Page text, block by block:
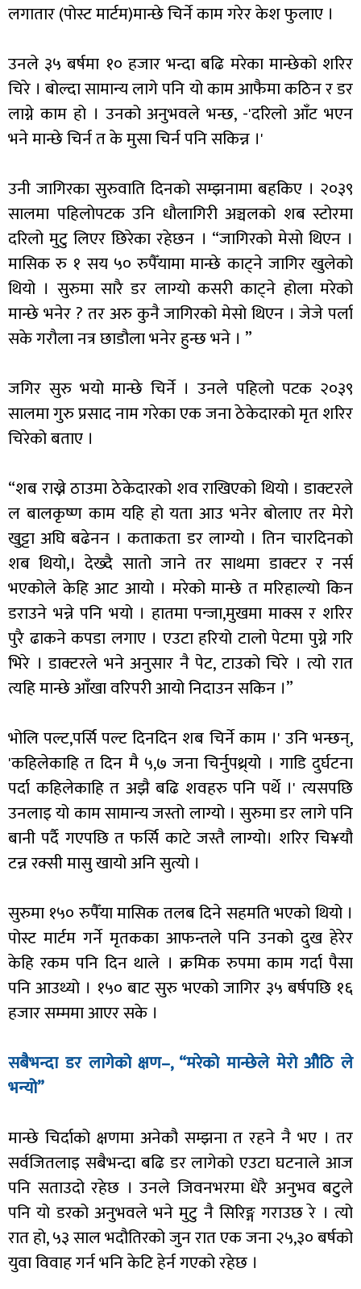
लगातार (पोस्ट मार्टम)मान्छे चिर्ने काम गरेर केश फुलाए ।
उनले ३५ बर्षमा १० हजार भन्दा बढि मरेका मान्छेको शरिर
चिरे । बोल्दा सामान्य लागे पनि यो काम आफैमा कठिन र डर
लाग्ने काम हो । उनको अनुभवले भन्छ, -'दरिलो आँट भएन
भने मान्छे चिर्न त के मुसा चिर्न पनि सकिन्न ।'
उनी जागिरका सुरुवाति दिनको सम्झनामा बहकिए । २०३९
सालमा पहिलोपटक उनि धौलागिरी अञ्चलको शब स्टोरमा
दरिलो मुटु लिएर छिरेका रहेछन । “जागिरको मेसो थिएन ।
मासिक रु १ सय ५० रुपैँयामा मान्छे काट्ने जागिर खुलेको
थियो । सुरुमा सारै डर लाग्यो कसरी काट्ने होला मरेको
मान्छे भनेर ? तर अरु कुनै जागिरको मेसो थिएन । जेजे पर्ला
सके गरौला नत्र छाडौला भनेर हुन्छ भने । ”
जगिर सुरु भयो मान्छे चिर्ने । उनले पहिलो पटक २०३९
सालमा गुरु प्रसाद नाम गरेका एक जना ठेकेदारको मृत शरिर
चिरेको बताए ।
“शब राख्ने ठाउमा ठेकेदारको शव राखिएको थियो । डाक्टरले
ल बालकृष्ण काम यहि हो यता आउ भनेर बोलाए तर मेरो
खुट्टा अघि बढेनन । कताकता डर लाग्यो । तिन चारदिनको
शब थियो,। देख्दै सातो जाने तर साथमा डाक्टर र नर्स
भएकोले केहि आट आयो । मरेको मान्छे त मरिहाल्यो किन
डराउने भन्ने पनि भयो । हातमा पन्जा,मुखमा माक्स र शरिर
पुरै ढाकने कपडा लगाए । एउटा हरियो टालो पेटमा पुग्ने गरि
भिरे । डाक्टरले भने अनुसार नै पेट, टाउको चिरे । त्यो रात
त्यहि मान्छे आँखा वरिपरी आयो निदाउन सकिन ।”
भोलि पल्ट,पर्सि पल्ट दिनदिन शब चिर्ने काम ।' उनि भन्छन्,
'कहिलेकाहि त दिन मै ५,७ जना चिर्नुपथ्र्यो । गाडि दुर्घटना
पर्दा कहिलेकाहि त अझै बढि शवहरु पनि पर्थे ।' त्यसपछि
उनलाइ यो काम सामान्य जस्तो लाग्यो । सुरुमा डर लागे पनि
बानी पर्दै गएपछि त फर्सि काटे जस्तै लाग्यो। शरिर चि¥यौ
टन्न रक्सी मासु खायो अनि सुत्यो ।
सुरुमा १५० रुपैँया मासिक तलब दिने सहमति भएको थियो ।
पोस्ट मार्टम गर्ने मृतकका आफन्तले पनि उनको दुख हेरेर
केहि रकम पनि दिन थाले । क्रमिक रुपमा काम गर्दा पैसा
पनि आउथ्यो । १५० बाट सुरु भएको जागिर ३५ बर्षपछि १६
हजार सम्ममा आएर सके ।
सबैभन्दा डर लागेको क्षण–, “मरेको मान्छेले मेरो औठि ले
भन्यो”
मान्छे चिर्दाको क्षणमा अनेकौ सम्झना त रहने नै भए । तर
सर्वजितलाइ सबैभन्दा बढि डर लागेको एउटा घटनाले आज
पनि सताउदो रहेछ । उनले जिवनभरमा धेरै अनुभव बटुले
पनि यो डरको अनुभवले भने मुटु नै सिरिङ्ग गराउछ रे । त्यो
रात हो, ५३ साल भदौतिरको जुन रात एक जना २५,३० बर्षको
युवा विवाह गर्न भनि केटि हेर्न गएको रहेछ ।